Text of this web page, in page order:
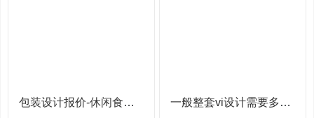
包装设计报价-休闲食品包装设计 一般整套vi设计需要多少钱